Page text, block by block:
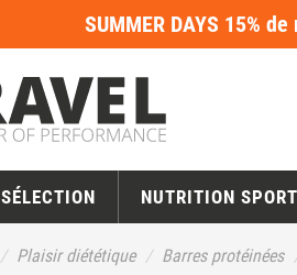
SUMMER DAYS 15%
SÉLECTION NUTRITION
Plaisir diététique Barres protéinées